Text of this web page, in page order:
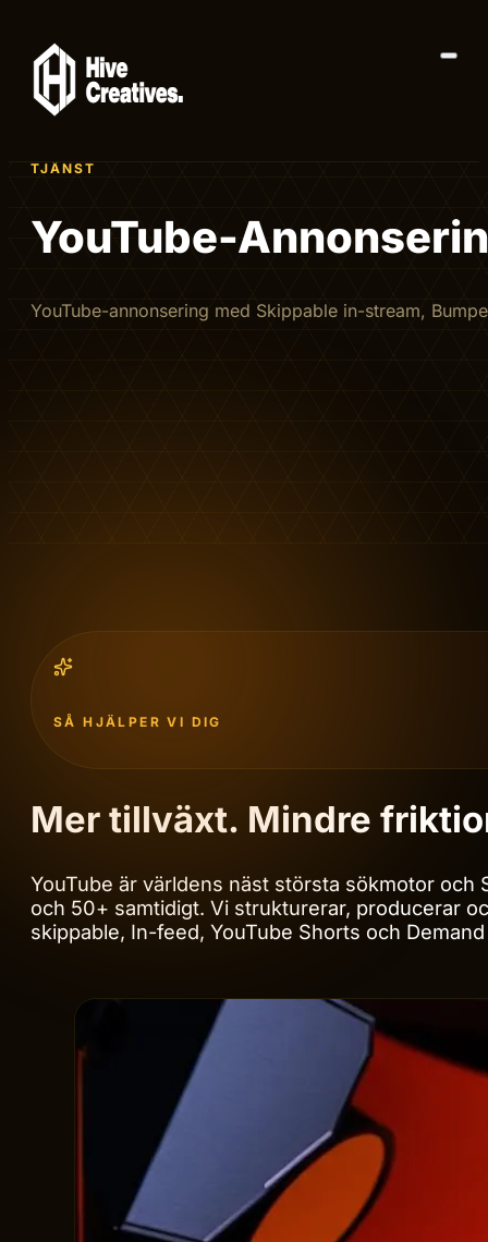
TJÄNST
YouTube-
YouTube-annonsering med Skippable in-stream,
SÅ HJÄLPER VI DIG
Mer tillväxt. Mindre
YouTube är världens näst största sökmotor
och 50+ samtidigt. Vi strukturerar, producerar
skippable, In-feed, YouTube Shorts och